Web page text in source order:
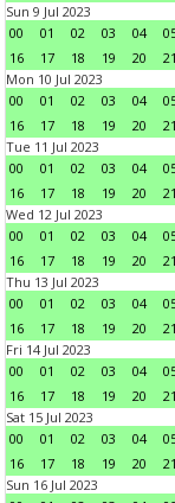
Sun 9 Jul 2023
00
01 02 03 04
16
17 18 19 20 21
Mon 10 Jul 2023
00
01 02 03 04
16
17 18 19 20 21
Tue 11 Jul 2023
00
01 02 03 04
16
17 18 19 20 21
Wed 12 Jul 2023
00
01 02 03 04
16
17 18 19 20 21
Thu 13 Jul 2023
00
01 02 03 04
16
17 18 19 20 21
Fri 14 Jul 2023
00
01 02 03 04
16
17 18 19 20 21
Sat 15 Jul 2023
00
01 02 03 04
16
17 18 19 20 21
Sun 16 Jul 2023